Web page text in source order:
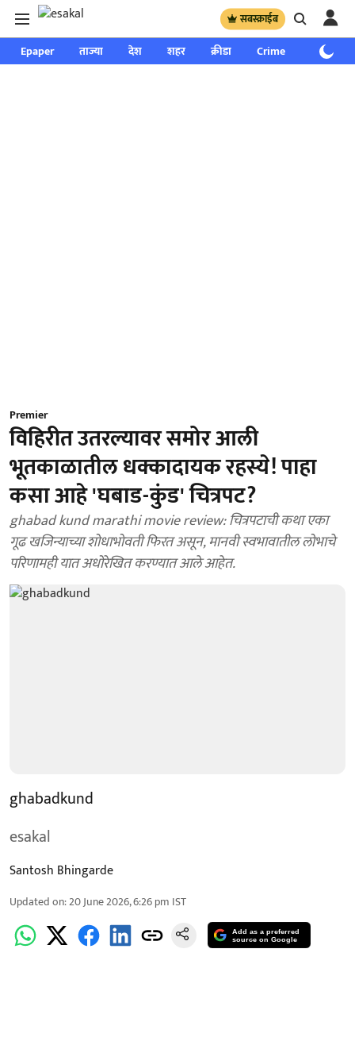
सबस्क्राईब
Epaper ताज्या देश शहर क्रीडा Crime साप्ताहिक
Premier
विहिरीत उतरल्यावर समोर आली
भूतकाळातील धक्कादायक रहस्ये! पाहा
कसा आहे 'घबाड-कुंड' चित्रपट?
ghabad kund marathi movie review: चित्रपटाची कथा एका
गूढ खजिन्याच्या शोधाभोवती फिरत असून, मानवी स्वभावातील लोभाचे
परिणामही यात अधोरेखित करण्यात आले आहेत.
ghabadkund
esakal
Santosh Bhingarde
Updated on:20 June 2026, 6:26 pm IST
Add as a preferred
source on Google